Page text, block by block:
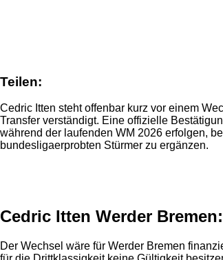
Teilen:
Cedric Itten steht offenbar kurz vor einem
Transfer verständigt. Eine offizielle
während der laufenden WM 2026 erfolgen,
bundesligaerprobten Stürmer zu ergänzen.
Cedric Itten Werder
Der Wechsel wäre für Werder Bremen